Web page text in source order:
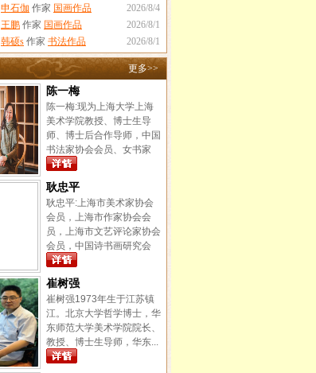
2026/8/4
申石伽 作家 国画作品
2026/8/1
王鹏 作家 国画作品
2026/8/1
韩硕s 作家 书法作品
更多>>
陈一梅
陈一梅:现为上海大学上海
美术学院教授、博士生导
师、博士后合作导师，中国
书法家协会会员、女书家
专...
耿忠平
耿忠平:上海市美术家协会
会员，上海市作家协会会
员，上海市文艺评论家协会
会员，中国诗书画研究会
海...
崔树强
崔树强1973年生于江苏镇
江。北京大学哲学博士，华
东师范大学美术学院院长、
教授、博士生导师，华东...